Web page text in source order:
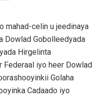
mahad-celin u jeedinaya
Dowlad Gobolleedyada
Hirgelinta
Federaal iyo heer Dowlad
Golaha
Cadaado iyo